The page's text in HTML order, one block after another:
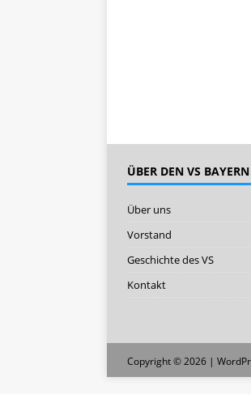
ÜBER DEN VS BAYERN
Über uns
Vorstand
Geschichte des VS
Kontakt
Copyright © 2026 |